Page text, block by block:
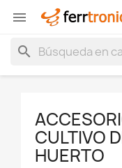

search
CULTIVO
HUERTO